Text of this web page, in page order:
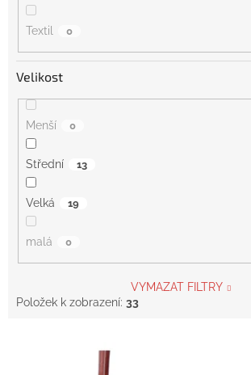
Textil 0
Velikost
Menší 0
Střední 13
Velká 19
malá 0
VYMAZAT FILTRY
Položek k zobrazení: 33